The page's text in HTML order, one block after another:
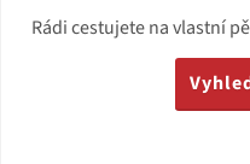
Rádi cestujete na vlastní